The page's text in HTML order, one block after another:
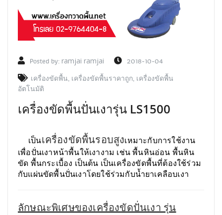
Posted by: ramjai ramjai 2018-10-04
เครื่องขัดพื้น, เครื่องขัดพื้นราคาถูก, เครื่องขัดพื้น
อัตโนมัติ
เครื่องขัดพื้นปั่นเงารุ่น LS1500
เป็นเครื่องขัดพื้นรอบสูงเหมาะกับการใช้งาน
เพื่อปั่นเงาหน้าพื้นให้เงางาม เช่น พื้นหินอ่อน พื้นหิน
ขัด พื้นกระเบื้อง เป็นต้น เป็นเครื่องขัดพื้นที่ต้องใช้ร่วม
กับแผ่นขัดพื้นปั่นเงาโดยใช้ร่วมกับน้ำยาเคลือบเงา
ลักษณะพิเศษของเครื่องขัดปั่นเงา รุ่น